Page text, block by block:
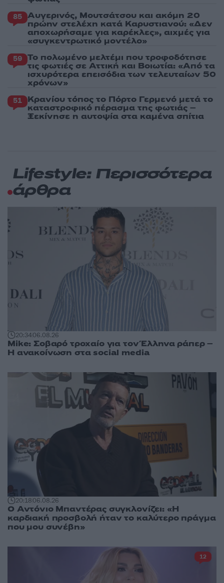
85 Αυγερινός, Μουτσάτσου και ακόμη 20
πρώην στελέχη κατά Καρυστιανού: «Δεν
αποχωρήσαμε για καρέκλες», αιχμές για
«συγκεντρωτικό μοντέλο»
59 Το πολωμένο μελτέμι που τροφοδότησε
τις φωτιές σε Αττική και Βοιωτία: «Από τα
ισχυρότερα επεισόδια των τελευταίων 50
χρόνων»
51 Κρανίου τόπος το Πόρτο Γερμενό μετά το
καταστροφικό πέρασμα της φωτιάς –
Ξεκίνησε η αυτοψία στα καμένα σπίτια
Lifestyle: Περισσότερα
άρθρα
20:3406.08.26
Mike: Σοβαρό τροχαίο για τον Έλληνα ράπερ –
Η ανακοίνωση στα social media
20:1806.08.26
Ο Αντόνιο Μπαντέρας συγκλονίζει: «Η
καρδιακή προσβολή ήταν το καλύτερο πράγμα
που μου συνέβη»
12